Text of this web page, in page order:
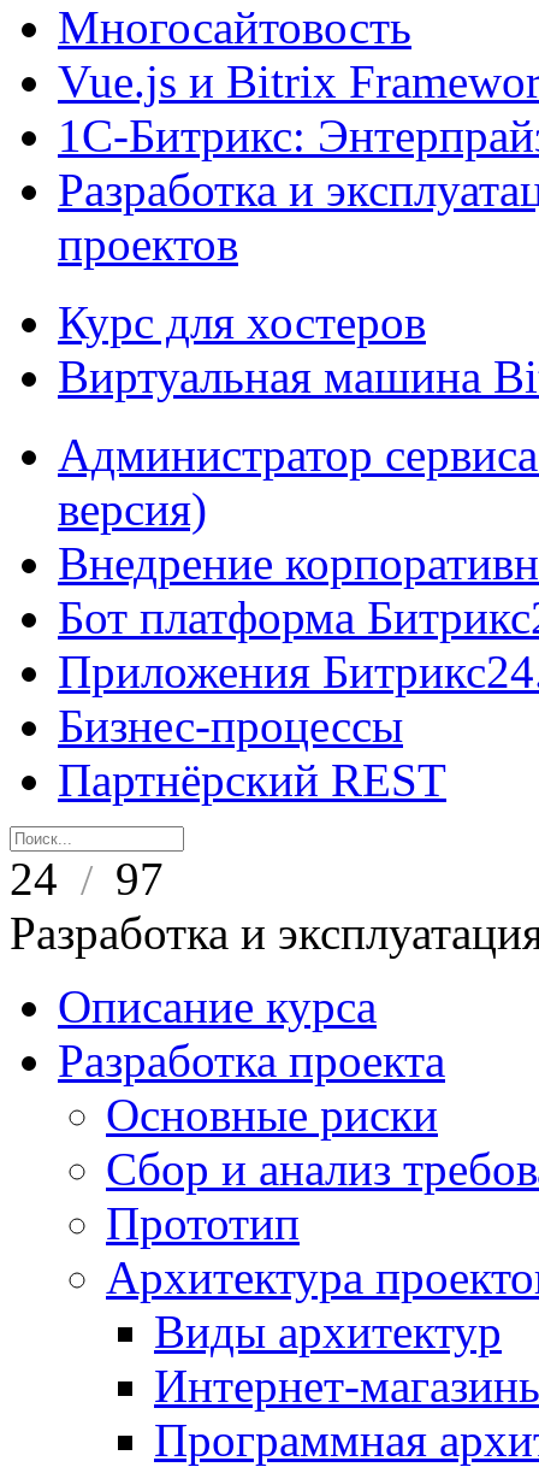
Многосайтовость
Vue.js и Bitrix
1С-Битрикс:
Разработка и
проектов
Курс для хостеров
Виртуальная машина
Администратор
версия)
Внедрение
Бот платформа
Приложения
Бизнес-процессы
Партнёрский REST
24 / 97
Разработка и
Описание курса
Разработка проекта
Основные риски
Сбор и анализ
Прототип
Архитектура
Виды архитектур
Интернет-
Программная